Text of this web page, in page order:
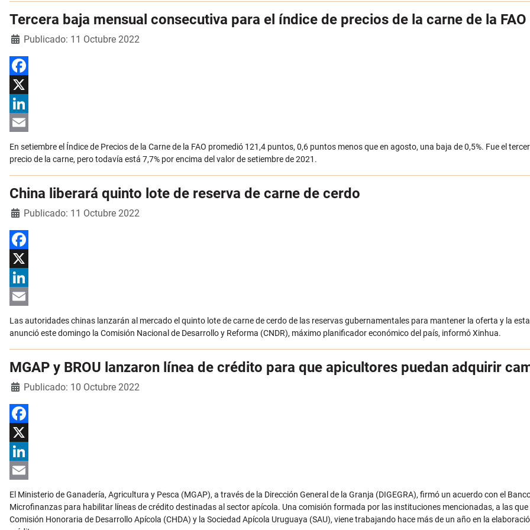
Tercera baja mensual consecutiva para el índice de precios de la carne de la FAO
DetallesPublicado: 11 Octubre 2022
Facebook
X
LinkedIn
En setiembre el Índice de Precios de la Carne de la FAO promedió 121,4 puntos, 0,6 puntos menos que en agosto, una baja de 0,5%. Fue el
precio de la carne, pero todavía está 7,7% por encima del valor de setiembre de 2021.
China liberará quinto lote de reserva de carne de cerdo
DetallesPublicado: 11 Octubre 2022
Facebook
X
LinkedIn
Las autoridades chinas lanzarán al mercado el quinto lote de carne de cerdo de las reservas gubernamentales para mantener la oferta y la
anunció este domingo la Comisión Nacional de Desarrollo y Reforma (CNDR), máximo planificador económico del país, informóXinhua.
MGAP y BROU lanzaron línea de crédito para que apicultores puedan adquirir
DetallesPublicado: 10 Octubre 2022
Facebook
X
LinkedIn
Email
El Ministerio de Ganadería, Agricultura y Pesca (MGAP), a través de la Dirección General de la Granja (DIGEGRA), firmó un acuerdo con el
Microfinanzas para habilitar líneas de crédito destinadas al sector apícola. Una comisión formada por las instituciones mencionadas, a las
Comisión Honoraria de Desarrollo Apícola (CHDA) y la Sociedad Apícola Uruguaya (SAU), viene trabajando hace más de un año en la